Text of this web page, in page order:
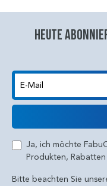
Heute
E-Mail
Ja, ich möchte
Produkten,
Bitte beachten Sie